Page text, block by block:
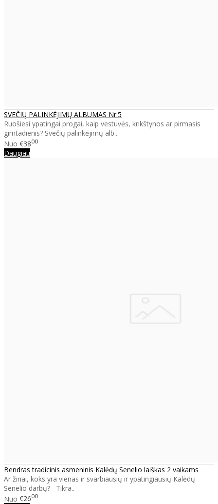
SVEČIŲ PALINKĖJIMŲ ALBUMAS Nr.5
Ruošiesi ypatingai progai, kaip vestuvės, krikštynos ar pirmasis
gimtadienis? Svečių palinkėjimų alb..
Nuo €3800
Daugiau
Bendras tradicinis asmeninis Kalėdų Senelio laiškas 2 vaikams
Ar žinai, koks yra vienas ir svarbiausių ir ypatingiausių Kalėdų
Senelio darbų? Tikra..
Nuo €2600